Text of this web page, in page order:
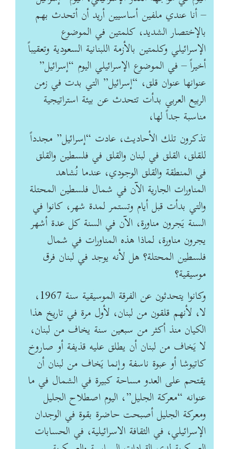
– أنا عندي ملفين أساسيين أريد أن أتحدث بهم
‏بالإختصار الشديد، كلمتين في الموضوع
الإسرائيلي وكلمتين بالأزمة اللبنانية السعودية وتعقيباً
أخيراً – ‏في الموضوع الإسرائيلي اليوم “إسرائيل”
عنوانها عنوان قلق، “إسرائيل” التي بدت في زمن
الربيع العربي ‏بدأت تتحدث عن بيئة استراتيجية
مناسبة جداً لها،
تذكرون تلك الأحاديث، عادت “إسرائيل” مجدداً
للقلق، القلق ‏في لبنان والقلق في فلسطين والقلق
في المنطقة والقلق الوجودي، عندما نُشاهد
المناورات الجارية الآن في ‏شمال فلسطين المحتلة
والتي بدأت قبل أيام وتستمر لمدة شهر، كانوا في
السنة يَجرون مناورة، الآن في ‏السنة كل عدة أشهر
يجرون مناورة، لماذا هذه المناورات في شمال
فلسطين المحتلة؟ هل لأنه يوجد في ‏لبنان فرق
موسيقية؟
وكانوا يتحدثون عن الفرقة الموسيقية سنة 1967،
لا، لأنهم قلقون من لبنان، لأول ‏مرة في تاريخ هذا
الكيان منذ أكثر من سبعين سنة يخاف من لبنان،
لا يَخاف من لبنان أن يطلق عليه قذيفة ‏أو صاروخ
كاتيوشا أو عبوة ناسفة وإنما يَخاف من لبنان أن
يقتحم على العدو مساحة كبيرة في الشمال في ‏ما
عنوانه “معركة الجليل”، اليوم اصطلاح الجليل
ومعركة الجليل أصبحت حاضرة بقوة في الوجدان
‏الإسرائيلي، في الثقافة الاسرائيلية، في الحسابات